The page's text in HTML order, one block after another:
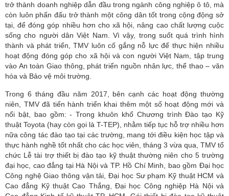
trở thành doanh nghiệp dẫn đầu trong ngành công nghiệp ô tô, mà
còn luôn phấn đấu trở thành một công dân tốt trong cộng động sở
tại, để đóng góp nhiều hơn cho xã hội, nâng cao chất lượng cuộc
sống cho người dân Việt Nam. Vì vậy, trong suốt quá trình hình
thành và phát triển, TMV luôn cố gắng nỗ lực để thực hiện nhiều
hoạt động đóng góp cho xã hội và con người Việt Nam, tập trung
vào An toàn Giao thông, phát triển nguồn nhân lực, thể thao – văn
hóa và Bảo vệ môi trường.
Trong 6 tháng đầu năm 2017, bên cạnh các hoạt động thường
niên, TMV đã tiến hành triển khai thêm một số hoạt động mới và
nổi bật, bao gồm: - Trong khuôn khổ Chương trình Đào tạo Kỹ
thuật Toyota (hay còn gọi là T-TEP), nhằm tiếp tục hỗ trợ nhiều hơn
nữa công tác đào tạo tại các trường, mang tới điều kiện học tập và
thực hành nghề tốt nhất cho các học viên, tháng 3 vừa qua, TMV tổ
chức Lễ tài trợ thiết bị đào tạo kỹ thuật thường niên cho 5 trường
đại học, cao đẳng tại Hà Nội và TP. Hồ Chí Minh, bao gồm Đại học
Công nghệ Giao thông vận tải, Đại học Sư phạm Kỹ thuật HCM và
Cao đẳng Kỹ thuật Cao Thắng, Đại học Công nghiệp Hà Nội và